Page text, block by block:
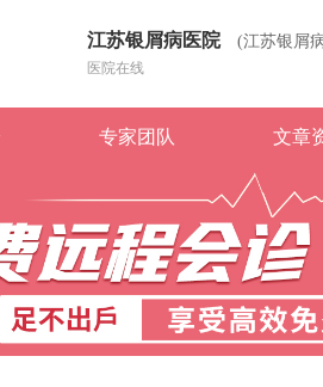
江苏银屑病医院 (江苏银屑
医院在线
专家团队 文章